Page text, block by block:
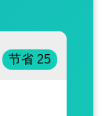
节省 25